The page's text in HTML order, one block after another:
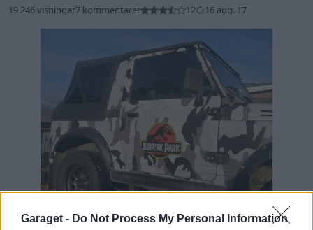
Garaget - Do Not Process My Personal Information
19 246 visningar7 kommentarer 12 16 aug. 17